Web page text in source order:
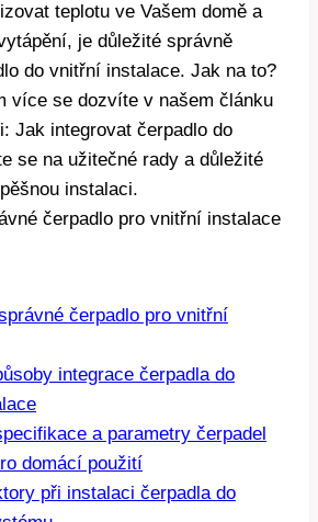
teplotu ve Vašem domě a
je důležité správně
do vnitřní instalace. Jak na to?
více se dozvíte v našem článku
Jak integrovat čerpadlo do
se na užitečné rady a důležité
instalaci.
čerpadlo pro vnitřní
integrace čerpadla do
a parametry čerpadel
domácí použití
při instalaci čerpadla do